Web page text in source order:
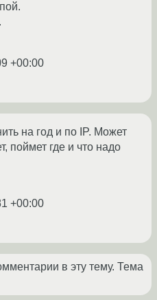
+00:00
на год и по IP. Может
поймет где и что надо
+00:00
в эту тему. Тема